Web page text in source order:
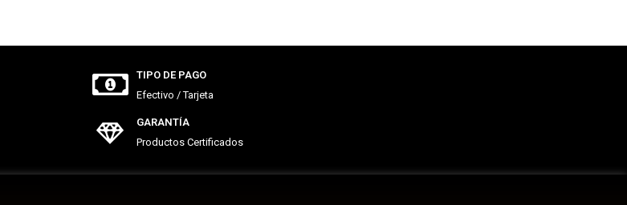
TIPO DE PAGO
Efectivo / Tarjeta
GARANTÍA
Productos Certificados